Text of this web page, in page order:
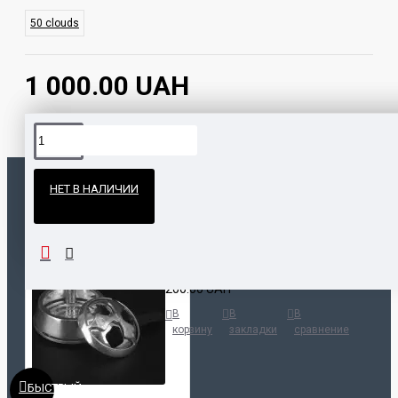
1 000.00 UAH
50 clouds
НЕТ В НАЛИЧИИ
ПОПУЛЯРНЫЕ ТОВАРЫ
БЫСТРЫЙ
200.00 UAH
В
корзину
В
закладки
В
сравнение